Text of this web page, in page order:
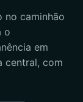
no caminhão
o
em
central, com